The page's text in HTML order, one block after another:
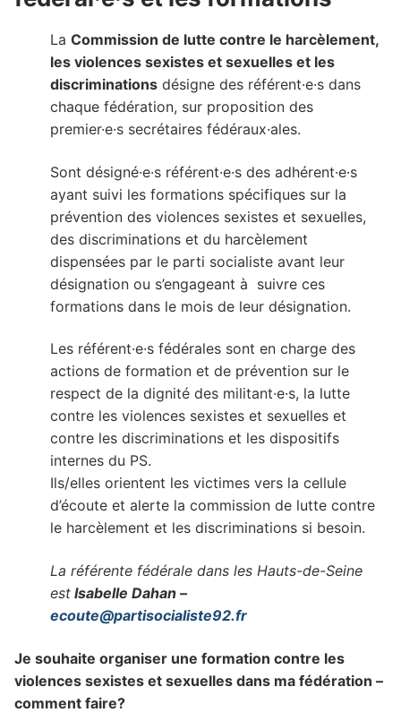
La Commission de lutte contre le harcèlement,
les violences sexistes et sexuelles et les
discriminations désigne des référent·e·s dans
chaque fédération, sur proposition des
premier·e·s secrétaires fédéraux·ales.
Sont désigné·e·s référent·e·s des adhérent·e·s
ayant suivi les formations spécifiques sur la
prévention des violences sexistes et sexuelles,
des discriminations et du harcèlement
dispensées par le parti socialiste avant leur
désignation ou s’engageant à suivre ces
formations dans le mois de leur désignation.
Les référent·e·s fédérales sont en charge des
actions de formation et de prévention sur le
respect de la dignité des militant·e·s, la lutte
contre les violences sexistes et sexuelles et
contre les discriminations et les dispositifs
internes du PS.
Ils/elles orientent les victimes vers la cellule
d’écoute et alerte la commission de lutte contre
le harcèlement et les discriminations si besoin.
La référente fédérale dans les Hauts-de-Seine
est Isabelle Dahan –
ecoute@partisocialiste92.fr
Je souhaite organiser une formation contre les
violences sexistes et sexuelles dans ma fédération –
comment faire?